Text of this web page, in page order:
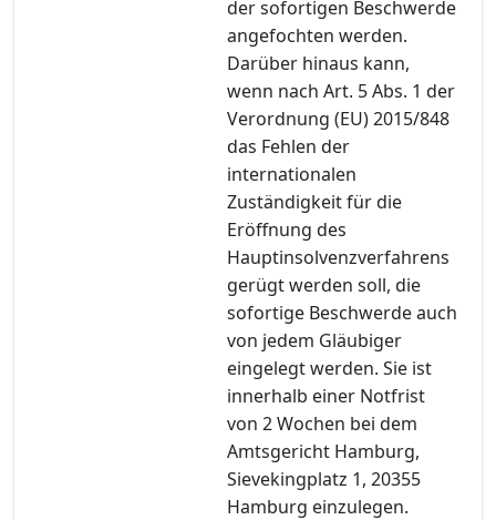
der sofortigen Beschwerde
angefochten werden.
Darüber hinaus kann,
wenn nach Art. 5 Abs. 1 der
Verordnung (EU) 2015/848
das Fehlen der
internationalen
Zuständigkeit für die
Eröffnung des
Hauptinsolvenzverfahrens
gerügt werden soll, die
sofortige Beschwerde auch
von jedem Gläubiger
eingelegt werden. Sie ist
innerhalb einer Notfrist
von 2 Wochen bei dem
Amtsgericht Hamburg,
Sievekingplatz 1, 20355
Hamburg einzulegen.